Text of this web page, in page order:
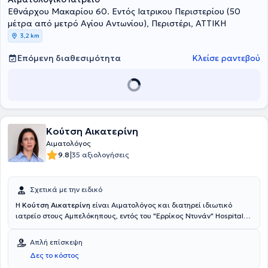
Εθνάρχου Μακαρίου 60. Εντός Ιατρικου Περιστερίου (50
μέτρα από μετρό Αγίου Αντωνίου), Περιστέρι, ΑΤΤΙΚΗ
3,2 km
Επόμενη διαθεσιμότητα Κλείσε ραντεβού
Κούτση Αικατερίνη
Αιματολόγος
9.8|35 αξιολογήσεις
Σχετικά με την ειδικό
Η Κούτση Αικατερίνη είναι Αιματολόγος και διατηρεί ιδιωτικό
ιατρείο στους Αμπελόκηπους, εντός του "Ερρίκος Ντυνάν" Hospital
Βιολογίας του Πανεπιστημίου Louis Pasteur στο Στρασβούργο της
Γαλλίας, καθώς και πτυχιούχος της Ιατρικής Σχολής του Εθνικού &
Καποδιστριακού Πανεπιστημίου Αθηνών. Επίσης, έχει
Απλή επίσκεψη
Δες το κόστος